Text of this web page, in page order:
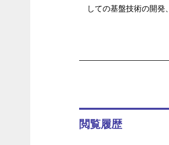
しての基盤技術の開発
閲覧履歴